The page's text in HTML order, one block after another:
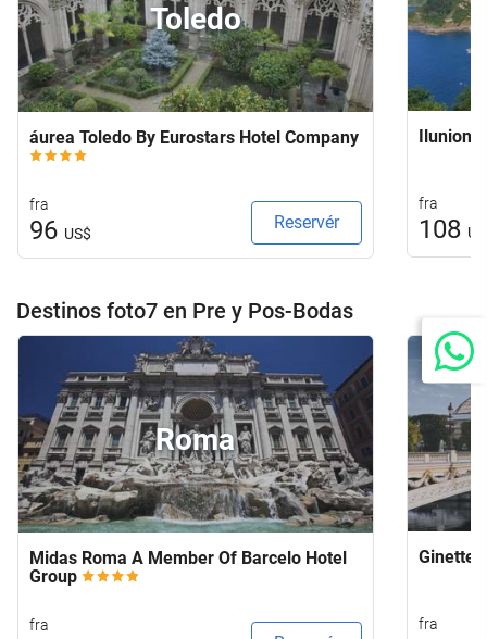
Toledo
áurea Toledo By Eurostars Hotel Company
fra
96 US$
Reservér
Ilunion
fra
108
Destinos foto7 en Pre y Pos-Bodas
Roma
Midas Roma A Member Of Barcelo Hotel
Group
fra
Ginette
fra